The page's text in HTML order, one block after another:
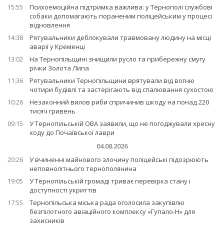
15:55
Психоемоційна підтримка важлива: у Тернополі службові
собаки допомагають пораненим поліцейським у процесі
відновлення
14:38
Рятувальники деблокували травмовану людину на місці
аварії у Кременці
13:02
На Тернопільщині знищили русло та прибережну смугу
річки Золота Липа
11:36
Рятувальники Тернопільщини врятували від вогню
чотири будівлі та застерігають від спалювання сухостою
10:26
Незаконний вилов риби спричинив шкоду на понад 220
тисяч гривень
09:15
У Тернопільській ОВА заявили, що не погоджували хресну
ходу до Почаївської лаври
04.08.2026
20:26
У вчиненні майнового злочину поліцейські підозрюють
неповнолітнього тернополянина
19:05
У Тернопільській громаді триває перевірка стану і
доступності укриттів
17:55
Тернопільська міська рада оголосила закупівлю
безпілотного авіаційного комплексу «Гупало-Н» для
захисників